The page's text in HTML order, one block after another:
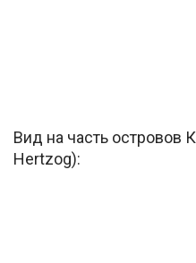
Вид на часть островов
Hertzog):